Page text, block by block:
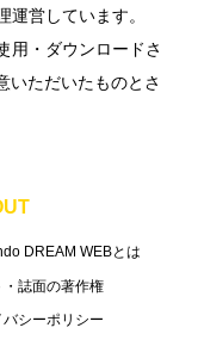
営しています。
用・ダウンロードさ
いただいたものとさ
DREAM WEBとは
・誌面の著作権
バシーポリシー